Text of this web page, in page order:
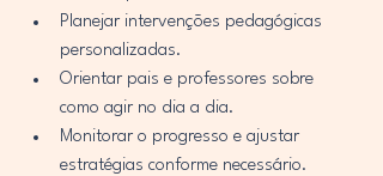
Planejar intervenções pedagógicas
personalizadas.
Orientar pais e professores sobre
como agir no dia a dia.
Monitorar o progresso e ajustar
estratégias conforme necessário.